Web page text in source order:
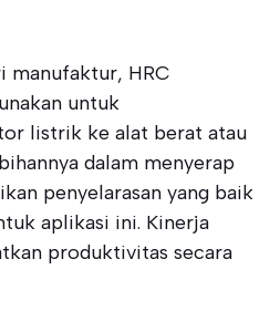
manufaktur, HRC
untuk
listrik ke alat berat atau
dalam menyerap
penyelarasan yang baik
aplikasi ini. Kinerja
produktivitas secara